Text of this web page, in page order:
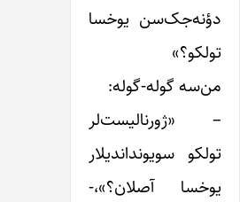
دؤنه‌جک‌سن یوخسا
تولکو؟»
من‌سه گوله-‌گوله:
– «ژورنالیست‌لر
تولکو سویونداندیلار
یوخسا آصلان؟»،-